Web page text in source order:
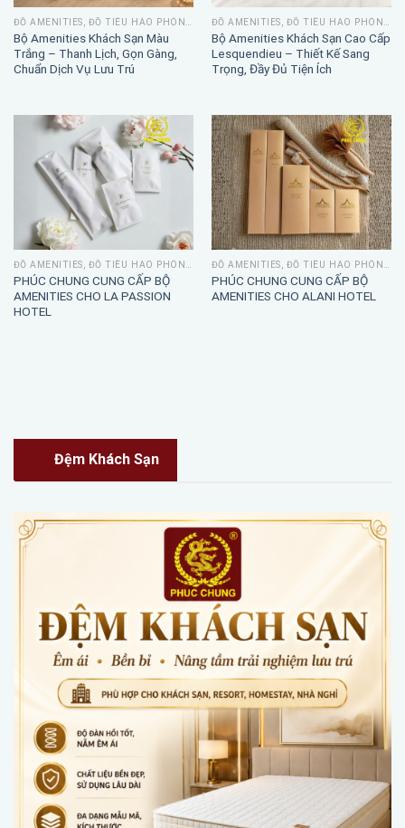
Bộ Amenities Khách Sạn Màu
Trắng – Thanh Lịch, Gọn Gàng,
Chuẩn Dịch Vụ Lưu Trú
Bộ Amenities Khách Sạn Cao Cấp
Lesquendieu – Thiết Kế Sang
Trọng, Đầy Đủ Tiện Ích
PHÚC CHUNG CUNG CẤP BỘ
AMENITIES CHO LA PASSION
HOTEL
PHÚC CHUNG CUNG CẤP BỘ
AMENITIES CHO ALANI HOTEL
Đệm Khách Sạn